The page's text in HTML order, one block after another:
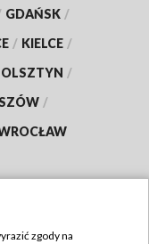
GDAŃSK /
/ KIELCE /
OLSZTYN /
/
zgody na